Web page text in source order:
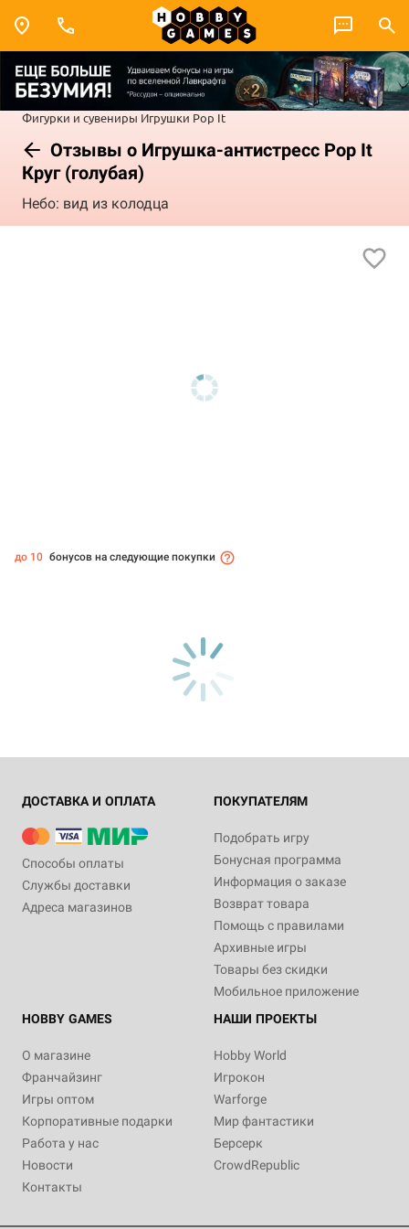
Фигурки и сувениры Игрушки Pop It
Отзывы о Игрушка-антистресс Pop It
Круг (голубая)
Небо: вид из колодца
до 10 бонусов на следующие покупки
ДОСТАВКА И ОПЛАТА
Способы оплаты
Службы доставки
Адреса магазинов
ПОКУПАТЕЛЯМ
Подобрать игру
Бонусная программа
Информация о заказе
Возврат товара
Помощь с правилами
Архивные игры
Товары без скидки
Мобильное приложение
HOBBY GAMES
О магазине
Франчайзинг
Игры оптом
Корпоративные подарки
Работа у нас
Новости
Контакты
НАШИ ПРОЕКТЫ
Hobby World
Игрокон
Warforge
Мир фантастики
Берсерк
CrowdRepublic